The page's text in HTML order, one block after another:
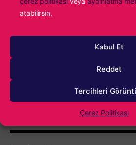
atabilirsin.
Kabul Et
Reddet
Tercihleri
Çerez Politikası
Daha Fazla Atarita